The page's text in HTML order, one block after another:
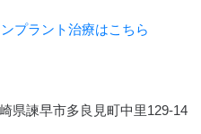
プラント治療はこちら
県諫早市多良見町中里129-14